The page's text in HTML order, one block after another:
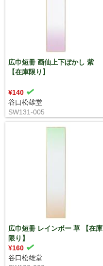
広巾短冊 画仙上下ぼかし 紫
【在庫限り】
¥140
谷口松雄堂
SW131-005
広巾短冊 レインボー 草 【在庫
限り】
¥160
谷口松雄堂